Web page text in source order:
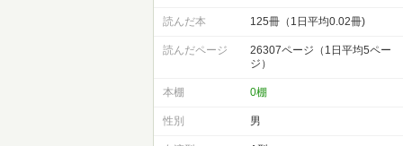
読んだ本 125冊（1日平均0.02冊)
読んだページ
26307ページ（1日平均5ペー
ジ）
本棚 0棚
性別 男